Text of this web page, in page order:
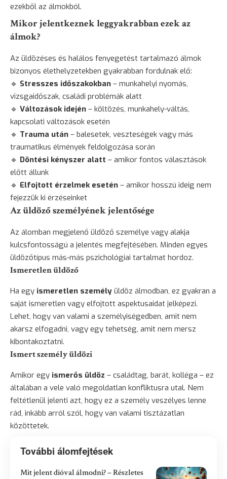
ezekből az álmokból.
Mikor jelentkeznek leggyakrabban ezek az
álmok?
Az üldözéses és halálos fenyegetést tartalmazó álmok
bizonyos élethelyzetekben gyakrabban fordulnak elő:
🔹 Stresszes időszakokban – munkahelyi nyomás,
vizsgaidőszak, családi problémák alatt
🔹 Változások idején – költözés, munkahely-váltás,
kapcsolati változások esetén
🔹 Trauma után – balesetek, veszteségek vagy más
traumatikus élmények feldolgozása során
🔹 Döntési kényszer alatt – amikor fontos választások
előtt állunk
🔹 Elfojtott érzelmek esetén – amikor hosszú ideig nem
fejezzük ki érzéseinket
Az üldöző személyének jelentősége
Az álomban megjelenő üldöző személye vagy alakja
kulcsfontosságú a jelentés megfejtésében. Minden egyes
üldözőtípus más-más pszichológiai tartalmat hordoz.
Ismeretlen üldöző
Ha egy ismeretlen személy üldöz álmodban, ez gyakran a
saját ismeretlen vagy elfojtott aspektusaidat jelképezi.
Lehet, hogy van valami a személyiségedben, amit nem
akarsz elfogadni, vagy egy tehetség, amit nem mersz
kibontakoztatni.
Ismert személy üldözi
Amikor egy ismerős üldöz – családtag, barát, kolléga – ez
általában a vele való megoldatlan konfliktusra utal. Nem
feltétlenül jelenti azt, hogy ez a személy veszélyes lenne
rád, inkább arról szól, hogy van valami tisztázatlan
közöttetek.
További álomfejtések
Mit jelent dióval álmodni? – Részletes